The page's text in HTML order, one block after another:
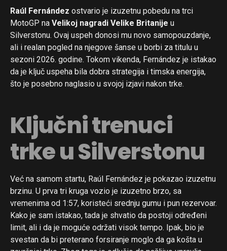
Raúl Fernández ostvario je izuzetnu pobedu na trci
MotoGP na Velikoj nagradi Velike Britanije u
Silverstonu. Ovaj uspeh donosi mu novo samopouzdanje,
ali i realan pogled na njegove šanse u borbi za titulu u
sezoni 2026. godine. Tokom vikenda, Fernández je istakao
da je ključ uspeha bila dobra strategija i timska energija,
što je posebno naglasio u svojoj izjavi nakon trke.
Ključni trenuci
trke u Silverstonu
Već na samom startu, Raúl Fernández je pokazao izuzetnu
brzinu. U prva tri kruga vozio je izuzetno brzo, sa
vremenima od 1:57, koristeći srednju gumu i pun rezervoar.
Kako je sam istakao, tada je shvatio da postoji određeni
limit, ali i da je moguće održati visok tempo. Ipak, bio je
svestan da bi preterano forsiranje moglo da ga košta u